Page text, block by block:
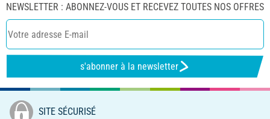
NEWSLETTER : ABONNEZ-VOUS ET RECEVEZ TOUTES NOS OFFRES
s'abonner à la newsletter
SITE SÉCURISÉ